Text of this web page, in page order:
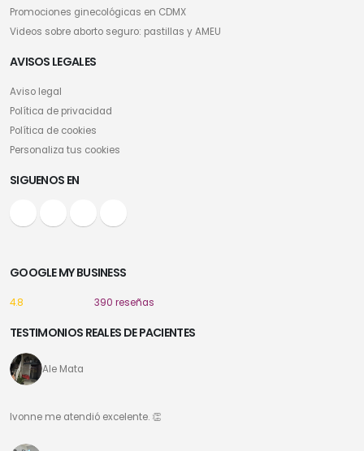
Promociones ginecológicas en CDMX
Videos sobre aborto seguro: pastillas y AMEU
AVISOS LEGALES
Aviso legal
Política de privacidad
Política de cookies
Personaliza tus cookies
SIGUENOS EN
GOOGLE MY BUSINESS
4.8 390 reseñas
TESTIMONIOS REALES DE PACIENTES
Ale Mata
Ivonne me atendió excelente. 👏